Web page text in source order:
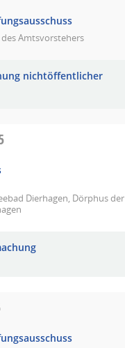
Amtsvorstehers
nichtöffentlicher
Dierhagen, Dörphus der